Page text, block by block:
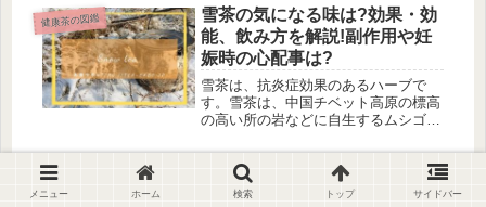
と呼ばれ人気が高まりました。 しか
しアガリクスとは、本来マッシュルー
ム...
健康茶の図鑑
雪茶の気になる味は?効果・効
能、飲み方を解説!副作用や妊
娠時の心配事は?
雪茶は、抗炎症効果のあるハーブで
す。雪茶は、中国チベット高原の標高
の高い所の岩などに自生するムシゴケ
中雪があるところで、茶葉の色が雪の
ように白いことから雪茶と付いたとさ
れています。別名「太白茶」「紅雪
健康茶の図鑑
サルノコシカケ茶の気になる
味は？効果・効能、飲み方を
メニュー ホーム 検索 トップ サイドバー